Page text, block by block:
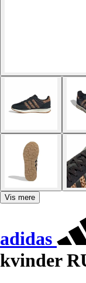
Vis mere
adidas
kvinder